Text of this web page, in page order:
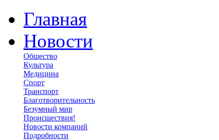
Главная
Новости
Общество
Культура
Медицина
Спорт
Транспорт
Благотворительность
Безумный мир
Происшествия!
Новости компаний
Подробности